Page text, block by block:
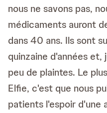
nous ne savons pas,
médicaments auront
dans 40 ans. Ils sont
quinzaine d'années et,
peu de plaintes. Le
Elfie, c'est que nous
patients l'espoir d'une